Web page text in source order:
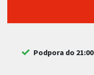
Podpora do 21:00